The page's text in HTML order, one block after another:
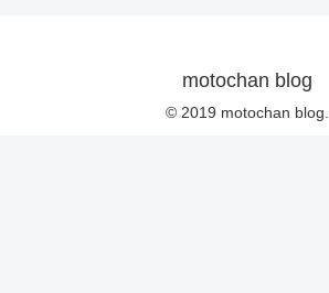
motochan blog
© 2019 motochan blog.